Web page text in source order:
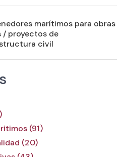
marítimos para obras
/ proyectos de
civil
(91)
(20)